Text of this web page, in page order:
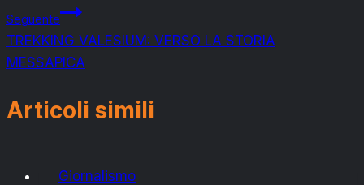
Seguente
TREKKING VALESIUM: VERSO LA STORIA
MESSAPICA
Articoli simili
Giornalismo